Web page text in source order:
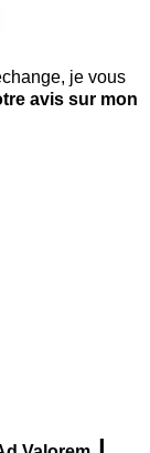
je vous
avis sur mon